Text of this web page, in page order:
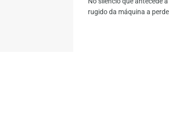
rugido da máquina a